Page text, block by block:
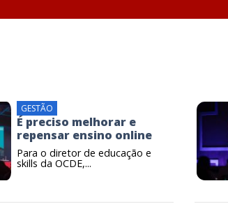
GESTÃO
É preciso melhorar e
repensar ensino online
Para o diretor de educação e
skills da OCDE,...